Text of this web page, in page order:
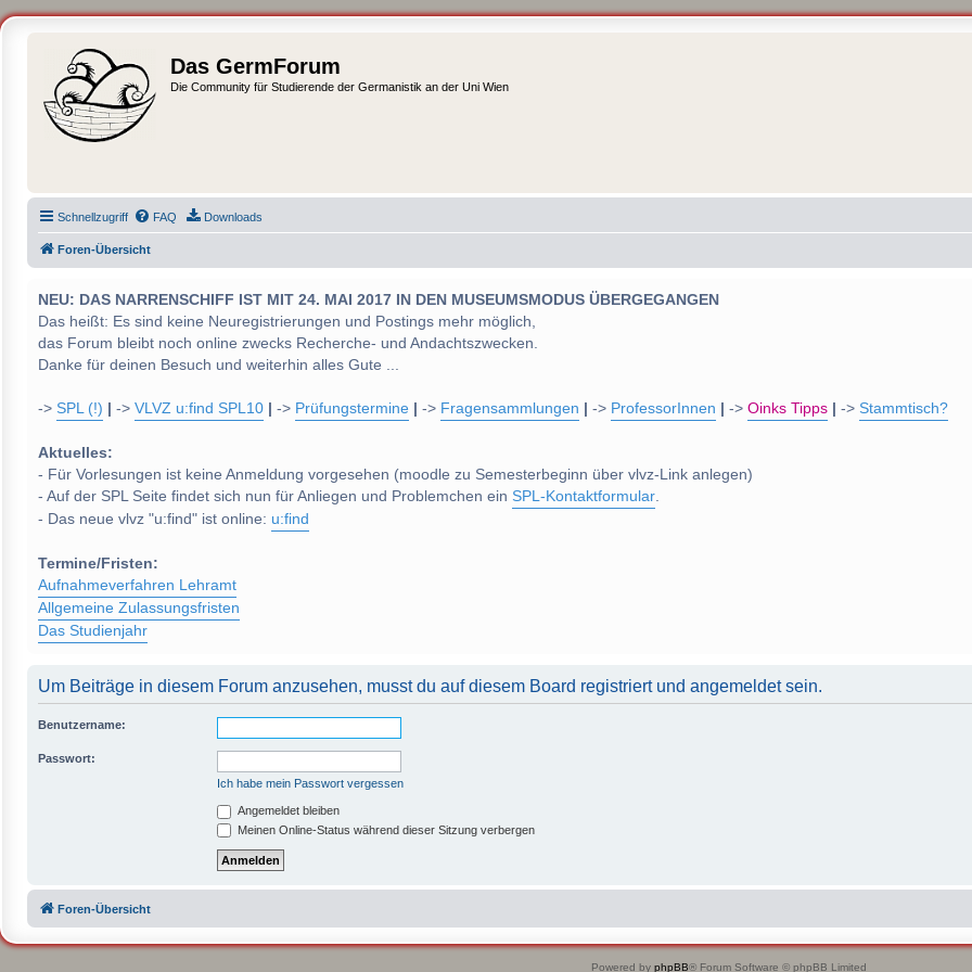
Das GermForum
Die Community für Studierende der Germanistik an der Uni Wien
Schnellzugriff FAQ Downloads
Foren-Übersicht
NEU: DAS NARRENSCHIFF IST MIT 24. MAI 2017 IN DEN MUSEUMSMODUS ÜBERGEGANGEN
Das heißt: Es sind keine Neuregistrierungen und Postings mehr möglich,
das Forum bleibt noch online zwecks Recherche- und Andachtszwecken.
Danke für deinen Besuch und weiterhin alles Gute ...
-> SPL (!) -> VLVZ u:find SPL10 -> Prüfungstermine -> Fragensammlungen -> ProfessorInnen -> Oinks Tipps -> Stammtisch?
Aktuelles:
- Für Vorlesungen ist keine Anmeldung vorgesehen (moodle zu Semesterbeginn über vlvz-Link anlegen)
- Auf der SPL Seite findet sich nun für Anliegen und Problemchen ein SPL-Kontaktformular.
- Das neue vlvz "u:find" ist online: u:find
Termine/Fristen:
Aufnahmeverfahren Lehramt
Allgemeine Zulassungsfristen
Das Studienjahr
Um Beiträge in diesem Forum anzusehen, musst du auf diesem Board registriert und angemeldet sein.
Benutzername:
Passwort:
Ich habe mein Passwort vergessen
Angemeldet bleiben
Meinen Online-Status während dieser Sitzung verbergen
Foren-Übersicht
Powered by phpBB® Forum Software © phpBB Limited